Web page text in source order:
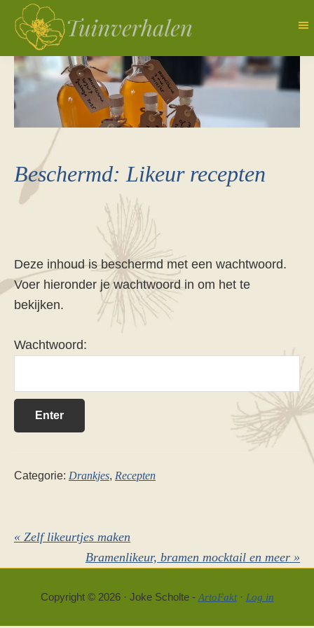
Door
naar
hoofd
inhoud
Tuinverhalen
Dagboek
van
een
natuurlijk
tuinierster
Beschermd: Likeur recepten
Deze inhoud is beschermd met een wachtwoord.
Voer hieronder je wachtwoord in om het te
bekijken.
Wachtwoord:
Categorie: Drankjes, Recepten
Vorig
« Zelf likeurtjes maken
Volgend
Bramenlikeur, bramen mocktail en meer »
Copyright © 2026 · Joke Scholte -ArtoFakt· Log in